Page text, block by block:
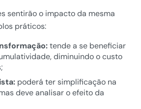
sentirão o impacto da mesma
práticos:
tende a se beneficiar
diminuindo o custo
poderá ter simplificação na
deve analisar o efeito da